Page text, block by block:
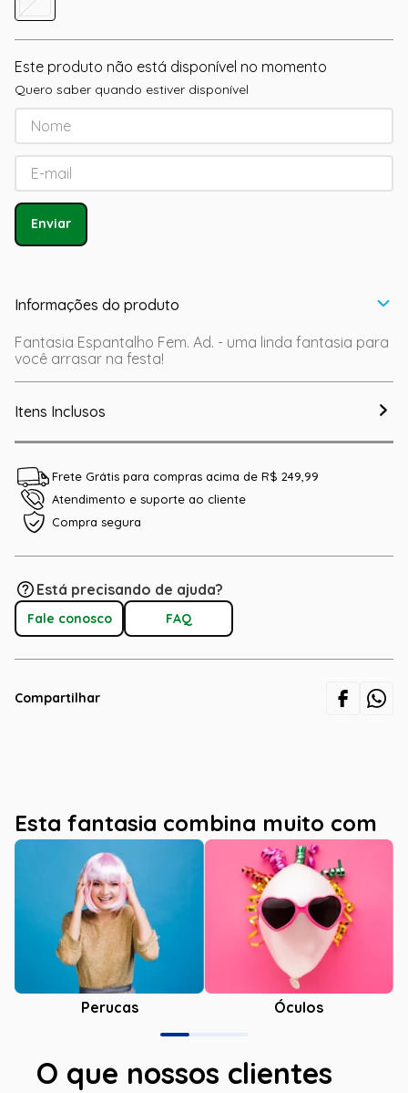
Este produto não está disponível no momento
Quero saber quando estiver disponível
Enviar
Informações do produto
Fantasia Espantalho Fem. Ad. - uma linda fantasia para
você arrasar na festa!
Itens Inclusos
Frete Grátis para compras acima de R$ 249,99
Atendimento e suporte ao cliente
Compra segura
Está precisando de ajuda?
Fale conosco FAQ
Compartilhar
Esta fantasia combina muito com
Perucas Óculos
O que nossos clientes